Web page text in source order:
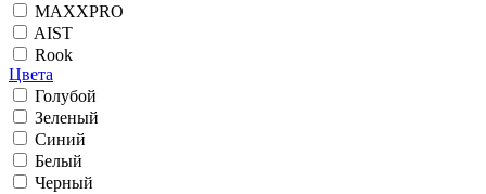
MAXXPRO
AIST
Rook
Цвета
Голубой
Зеленый
Синий
Белый
Черный